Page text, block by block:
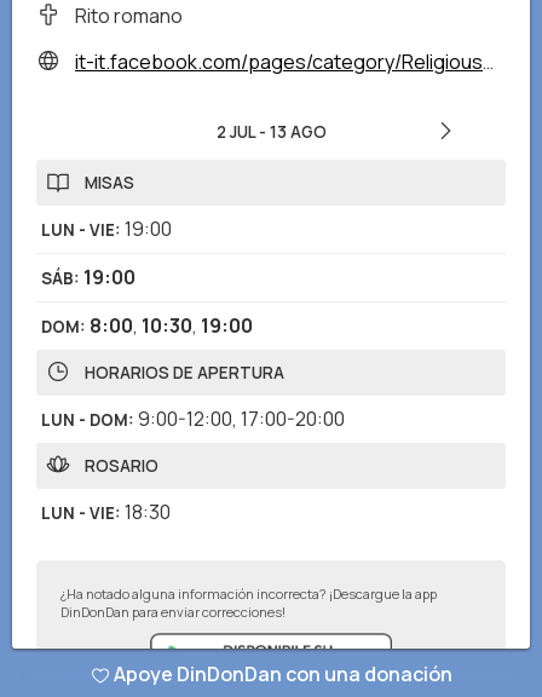
Rito romano
it-it.facebook.com/pages/category/Religious-Organization/Parrocchia-San-Leucio-Protovescovo-Brindisi-161749410545915/
2 JUL- 13 AGO
MISAS
LUN - VIE: 19:00
SÁB: 19:00
DOM: 8:00, 10:30, 19:00
HORARIOS DE APERTURA
LUN - DOM: 9:00-12:00, 17:00-20:00
ROSARIO
LUN - VIE: 18:30
¿Ha notado alguna información incorrecta? ¡Descargue la app
DinDonDan para enviar correcciones!
Apoye DinDonDan con una donación